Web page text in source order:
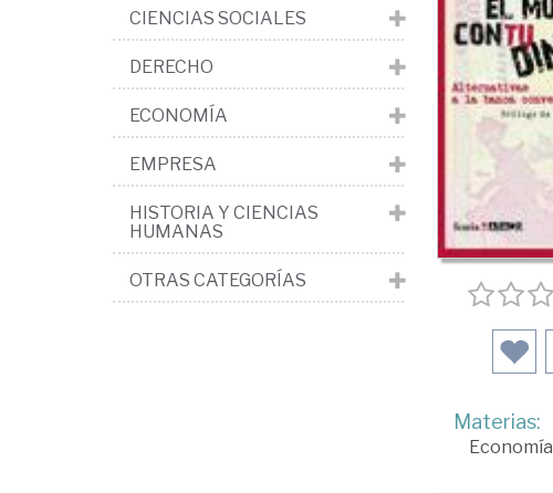
Materias:
Economía
CIENCIAS SOCIALES
DERECHO
ECONOMÍA
EMPRESA
HISTORIA Y CIENCIAS
HUMANAS
OTRAS CATEGORÍAS